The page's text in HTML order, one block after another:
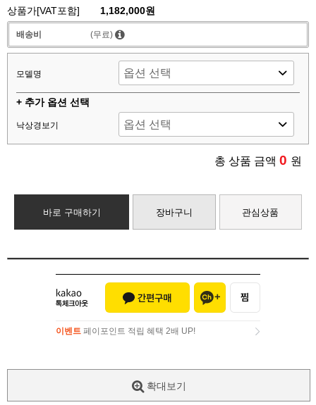
상품가[VAT포함] 1,182,000원
배송비 (무료)
모델명
+ 추가 옵션 선택
낙상경보기
총 상품 금액 0 원
바로 구매하기 장바구니 관심상품
이벤트 페이포인트 적립 혜택 2배 UP!
확대보기